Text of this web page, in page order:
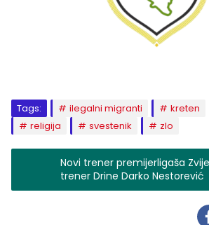
Tags: ilegalni migranti kreten
religija
svestenik zlo
Novi trener premijerligaša
trener Drine Darko Nestorević